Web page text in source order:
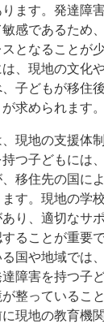
ます。発達障
感であるため
となることが
、現地の文化
子どもが移住
求められます。
現地の支援体
つ子どもには
移住先の国に
す。現地の学
り、適切なサ
ることが重要
国や地域では
障害を持つ子
整っているこ
現地の教育機